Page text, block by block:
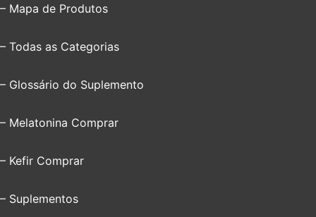
– Mapa de Produtos
– Todas as Categorias
– Glossário do Suplemento
– Melatonina Comprar
– Kefir Comprar
– Suplementos